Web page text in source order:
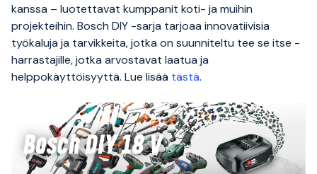
kanssa – luotettavat kumppanit koti- ja muihin
projekteihin. Bosch DIY -sarja tarjoaa innovatiivisia
työkaluja ja tarvikkeita, jotka on suunniteltu tee se itse -
harrastajille, jotka arvostavat laatua ja
helppokäyttöisyyttä. Lue lisää tästä.